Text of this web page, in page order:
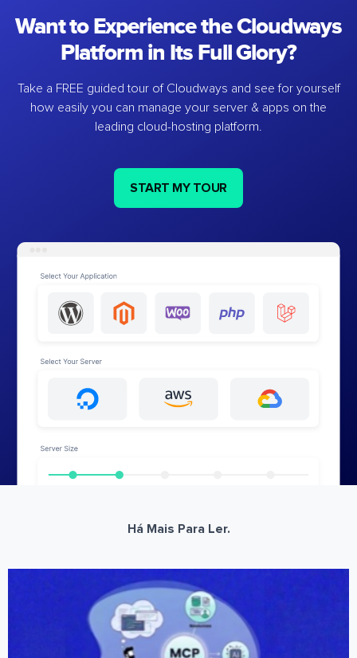
Want to Experience the Cloudways
Platform in Its Full Glory?
Take a FREE guided tour of Cloudways and see for yourself
how easily you can manage your server & apps on the
leading cloud-hosting platform.
START MY TOUR
Há Mais Para Ler.